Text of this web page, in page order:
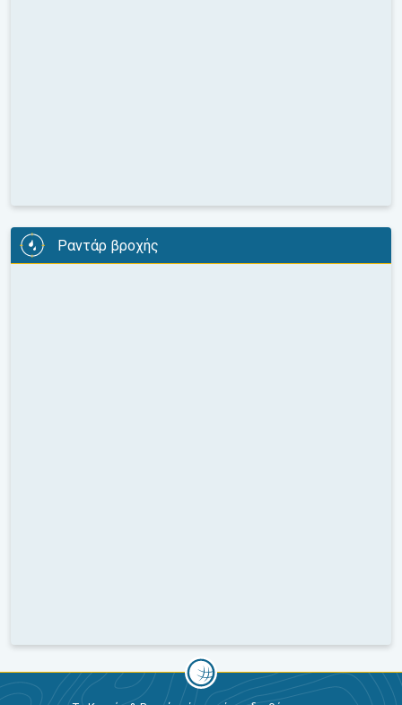
Ραντάρ βροχής